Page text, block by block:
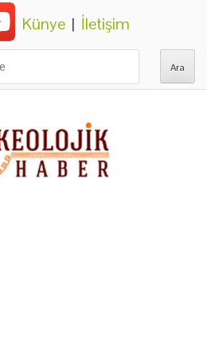
Künye | İletişim